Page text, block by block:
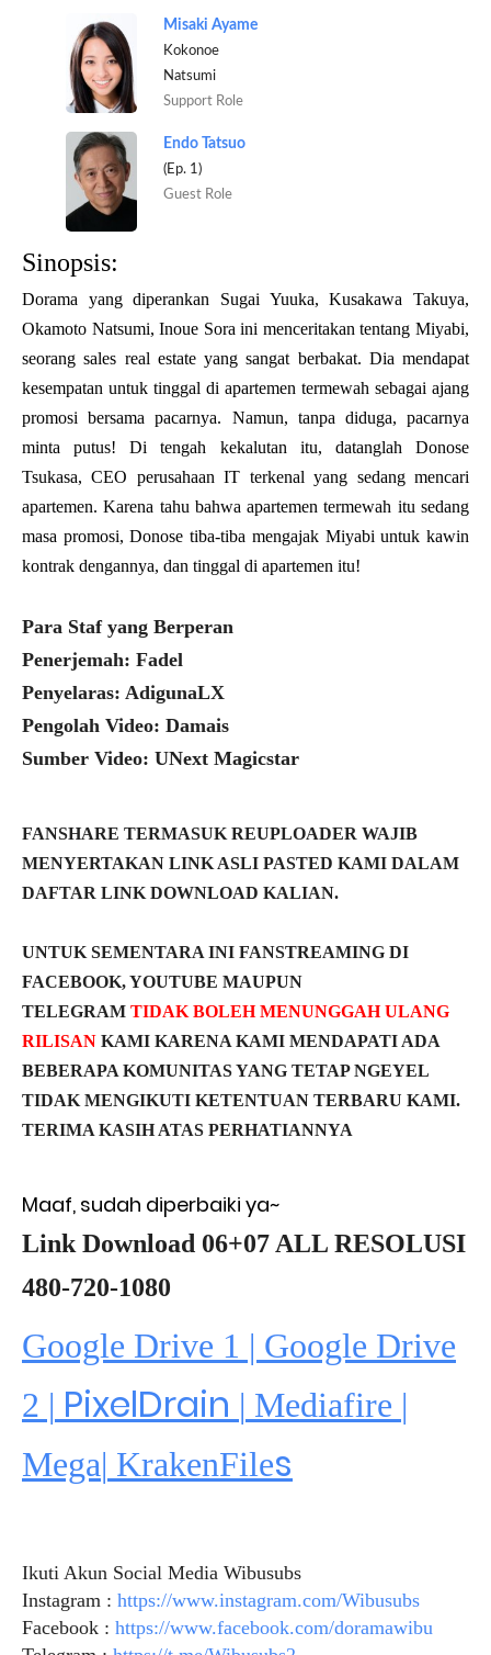
Misaki Ayame
Kokonoe
Natsumi
Support Role
Endo Tatsuo
(Ep. 1)
Guest Role
Sinopsis:
Dorama yang diperankan Sugai Yuuka, Kusakawa Takuya,
Okamoto Natsumi, Inoue Sora ini menceritakan tentang Miyabi,
seorang sales real estate yang sangat berbakat. Dia mendapat
kesempatan untuk tinggal di apartemen termewah sebagai ajang
promosi bersama pacarnya. Namun, tanpa diduga, pacarnya
minta putus! Di tengah kekalutan itu, datanglah Donose
Tsukasa, CEO perusahaan IT terkenal yang sedang mencari
apartemen. Karena tahu bahwa apartemen termewah itu sedang
masa promosi, Donose tiba-tiba mengajak Miyabi untuk kawin
kontrak dengannya, dan tinggal di apartemen itu!
Para Staf yang Berperan
Penerjemah: Fadel
Penyelaras: AdigunaLX
Pengolah Video: Damais
Sumber Video: UNext Magicstar
FANSHARE TERMASUK REUPLOADER WAJIB
MENYERTAKAN LINK ASLI PASTED KAMI DALAM
DAFTAR LINK DOWNLOAD KALIAN.
UNTUK SEMENTARA INI FANSTREAMING DI
FACEBOOK, YOUTUBE MAUPUN
TELEGRAM TIDAK BOLEH MENUNGGAH ULANG
RILISAN KAMI KARENA KAMI MENDAPATI ADA
BEBERAPA KOMUNITAS YANG TETAP NGEYEL
TIDAK MENGIKUTI KETENTUAN TERBARU KAMI.
TERIMA KASIH ATAS PERHATIANNYA
Maaf, sudah diperbaiki ya~
Link Download 06+07 ALL RESOLUSI
480-720-1080
Google Drive 1 | Google Drive
2 | PixelDrain | Mediafire |
Mega| KrakenFiles
Ikuti Akun Social Media Wibusubs
Instagram : https://www.instagram.com/Wibusubs
Facebook : https://www.facebook.com/doramawibu